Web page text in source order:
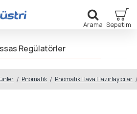
Pnömatik Pnömatik Hava Hazırlayıcılar
Regülatörler